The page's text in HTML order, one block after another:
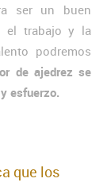
ser un buen
el trabajo y la
podremos
de ajedrez se
esfuerzo.
que los